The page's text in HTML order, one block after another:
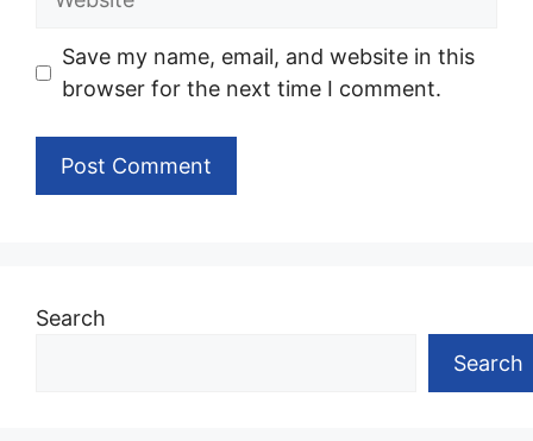
Save my name, email, and website in this
browser for the next time I comment.
Search
Search